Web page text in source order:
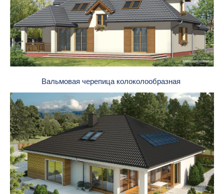
Вальмовая черепица колоколообразная